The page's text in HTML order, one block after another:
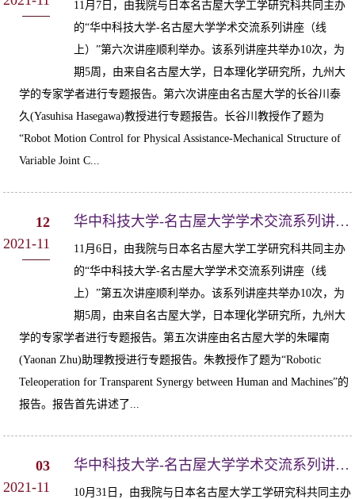
11月7日，由我院与日本名古屋大学工学研究科共同主办
的“华中科技大学-名古屋大学学术交流系列讲座（线
上）”第六次讲座顺利举办。该系列讲座共举办10次，为
期5周，由来自名古屋大学，日本理化学研究所，九州大
学的专家学者进行专题报告。第六次讲座由名古屋大学的长谷川泰
久(Yasuhisa Hasegawa)教授进行专题报告。长谷川教授作了题为
“Robot Motion Control for Physical Assistance-Mechanical Structure of
Variable Joint C...
12
2021-11
华中科技大学-名古屋大学学术交流系列讲座（线上）第五次讲座顺利举办
11月6日，由我院与日本名古屋大学工学研究科共同主办
的“华中科技大学-名古屋大学学术交流系列讲座（线
上）”第五次讲座顺利举办。该系列讲座共举办10次，为
期5周，由来自名古屋大学，日本理化学研究所，九州大
学的专家学者进行专题报告。第五次讲座由名古屋大学的朱曜南
(Yaonan Zhu)助理教授进行专题报告。朱教授作了题为“Robotic
Teleoperation for Transparent Synergy between Human and Machines”的
报告。报告首先讲述了...
03
2021-11
华中科技大学-名古屋大学学术交流系列讲座（线上）第四次讲座顺利举办
10月31日，由我院与日本名古屋大学工学研究科共同主办